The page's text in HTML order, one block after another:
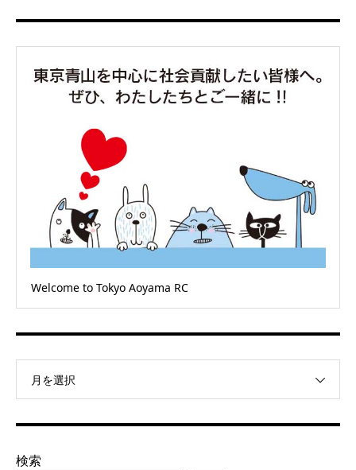
Welcome to Tokyo Aoyama RC
月を選択
検索